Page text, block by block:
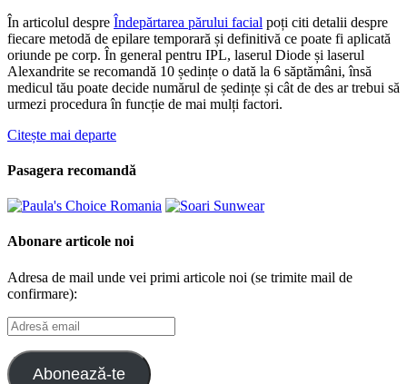
În articolul despre Îndepărtarea părului facial poți citi detalii despre
fiecare metodă de epilare temporară și definitivă ce poate fi aplicată
oriunde pe corp. În general pentru IPL, laserul Diode și laserul
Alexandrite se recomandă 10 ședințe o dată la 6 săptămâni, însă
medicul tău poate decide numărul de ședințe și cât de des ar trebui să
urmezi procedura în funcție de mai mulți factori.
Citește mai departe
Pasagera recomandă
Abonare articole noi
Adresa de mail unde vei primi articole noi (se trimite mail de
confirmare):
Adresă
email
Abonează-te